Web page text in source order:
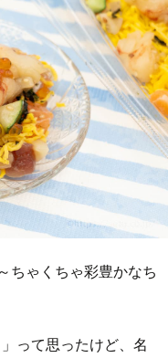
ちゃくちゃ彩豊かなち
って思ったけど、名